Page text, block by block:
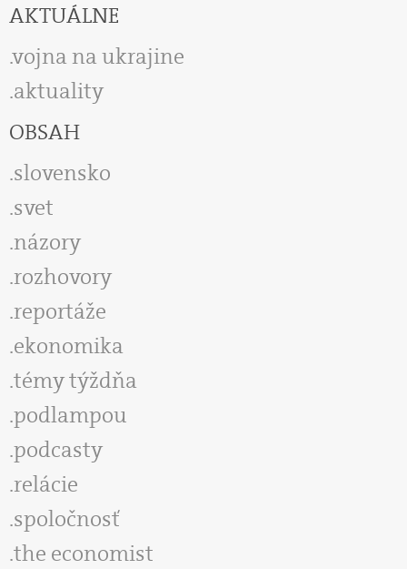
AKTUÁLNE
vojna na ukrajine
aktuality
OBSAH
slovensko
svet
názory
rozhovory
reportáže
ekonomika
témy týždňa
podlampou
podcasty
relácie
spoločnosť
the economist